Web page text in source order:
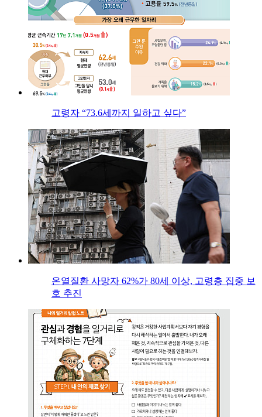
고령자 “73.6세까지 일하고 싶다”
온열질환 사망자 62%가 80세 이상, 고령층 집중 보
호 추진